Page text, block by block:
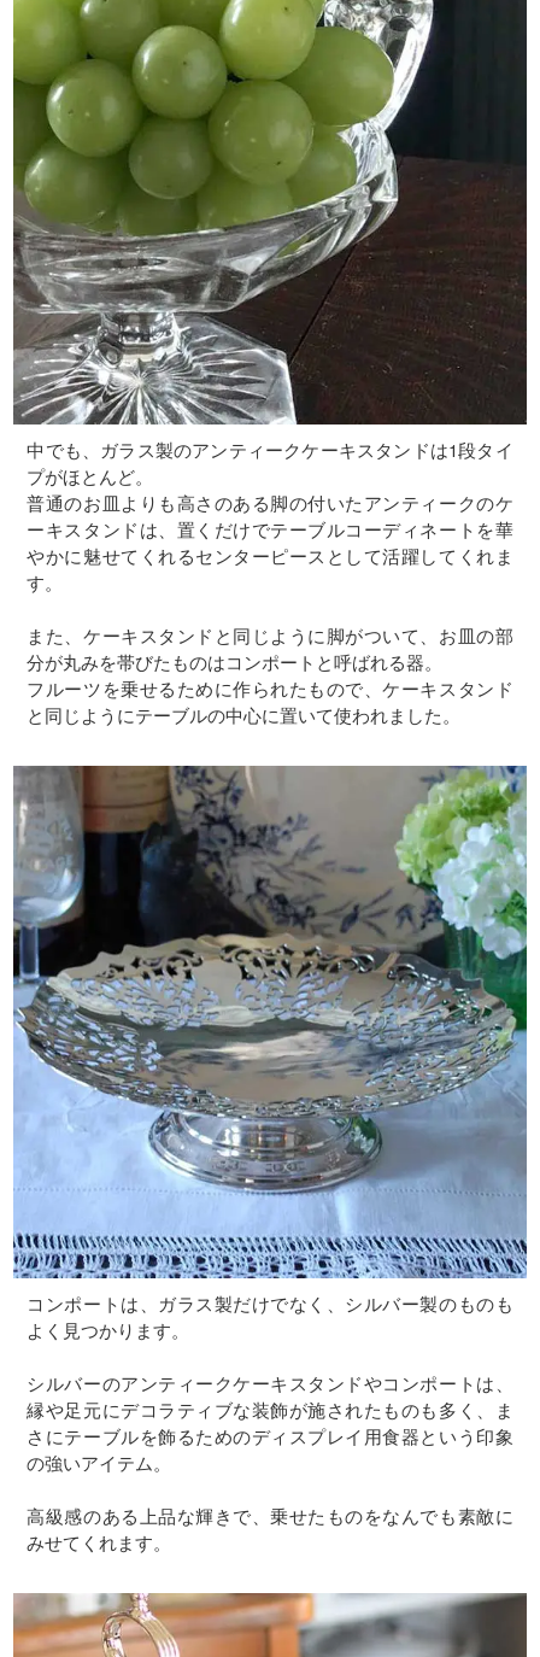
中でも、ガラス製のアンティークケーキスタンドは1段タイ
プがほとんど。
普通のお皿よりも高さのある脚の付いたアンティークのケ
ーキスタンドは、置くだけでテーブルコーディネートを華
やかに魅せてくれるセンターピースとして活躍してくれま
す。
また、ケーキスタンドと同じように脚がついて、お皿の部
分が丸みを帯びたものはコンポートと呼ばれる器。
フルーツを乗せるために作られたもので、ケーキスタンド
と同じようにテーブルの中心に置いて使われました。
コンポートは、ガラス製だけでなく、シルバー製のものも
よく見つかります。
シルバーのアンティークケーキスタンドやコンポートは、
縁や足元にデコラティブな装飾が施されたものも多く、ま
さにテーブルを飾るためのディスプレイ用食器という印象
の強いアイテム。
高級感のある上品な輝きで、乗せたものをなんでも素敵に
みせてくれます。